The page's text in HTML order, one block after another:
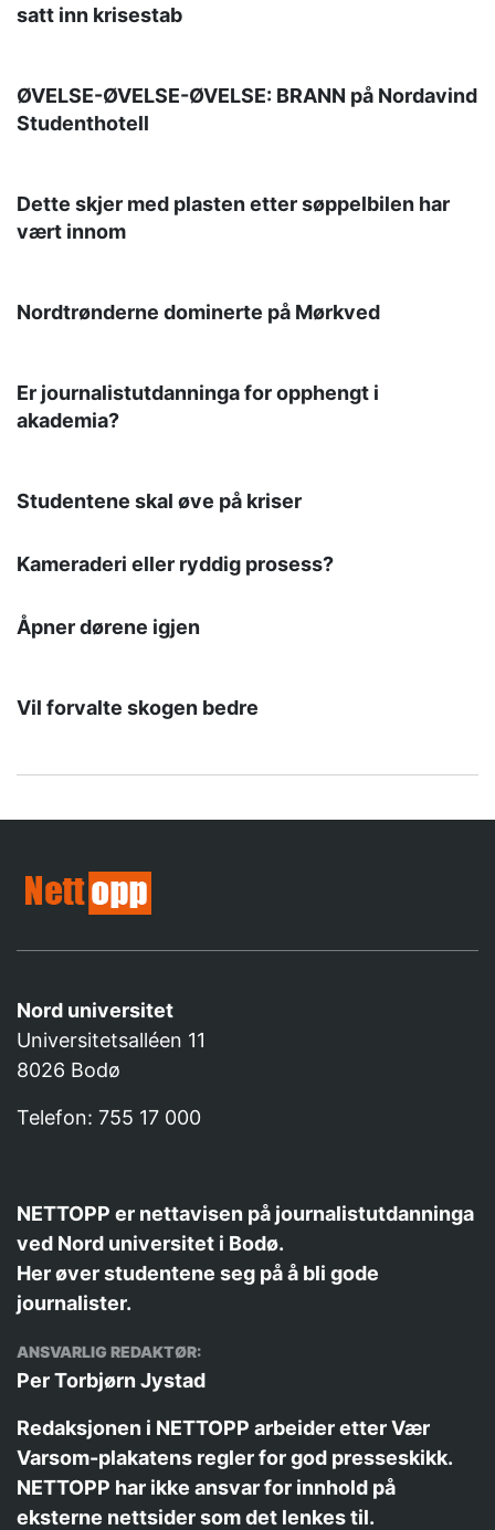
satt inn krisestab
ØVELSE-ØVELSE-ØVELSE: BRANN på Nordavind
Studenthotell
Dette skjer med plasten etter søppelbilen har
vært innom
Nordtrønderne dominerte på Mørkved
Er journalistutdanninga for opphengt i
akademia?
Studentene skal øve på kriser
Kameraderi eller ryddig prosess?
Åpner dørene igjen
Vil forvalte skogen bedre
Nord universitet
Universitetsalléen 11
8026 Bodø
Telefon: 755 17 000
NETTOPP er nettavisen på journalistutdanninga
ved Nord universitet i Bodø.
Her øver studentene seg på å bli gode
journalister.
ANSVARLIG REDAKTØR:
Per Torbjørn Jystad
Redaksjonen i NETTOPP arbeider etterVær
Varsom-plakatens regler for god presseskikk.
NETTOPP har ikke ansvar for innhold på
eksterne nettsider som det lenkes til.